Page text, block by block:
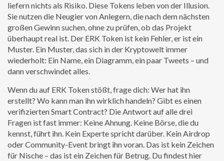
liefern nichts als Risiko. Diese Tokens leben von der Illusion.
Sie nutzen die Neugier von Anlegern, die nach dem nächsten
großen Gewinn suchen, ohne zu prüfen, ob das Projekt
überhaupt real ist. Der ERK Token ist kein Fehler, er ist ein
Muster. Ein Muster, das sich in der Kryptowelt immer
wiederholt: Ein Name, ein Diagramm, ein paar Tweets – und
dann verschwindet alles.
Wenn du auf ERK Token stößt, frage dich: Wer hat ihn
erstellt? Wo kann man ihn wirklich handeln? Gibt es einen
verifizierten Smart Contract? Die Antwort auf alle drei
Fragen ist fast immer: Keine Ahnung. Keine Börse, die du
kennst, führt ihn. Kein Experte spricht darüber. Kein Airdrop
oder Community-Event bringt ihn voran. Das ist kein Zeichen
für Nische – das ist ein Zeichen für Betrug. Du findest hier